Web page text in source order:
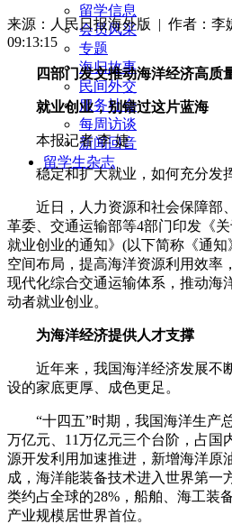
留学信息
会员风采
专题
海归故事
民间外交
服务社会
每周访谈
新闻回音
留学生杂志
来源：人民日报海外版 | 作者：李
09:13:15
四部门发文推动海洋经济高质
就业创业，别错过这片蓝海
本报记者 李 婕
稳定和扩大就业，如何充分发
近日，人力资源和社会保障部
革委、交通运输部等4部门印发《
就业创业的通知》(以下简称《通
空间布局，提高海洋资源利用效率
现代化综合交通运输体系，推动海
动者就业创业。
为海洋经济提供人才支撑
近年来，我国海洋经济发展不
设的家底更厚、成色更足。
“十四五”时期，我国海洋生产
万亿元、11万亿元三个台阶，占国
源开发利用加速推进，新增海洋原
成，海洋能装备技术进入世界第一
类约占全球的28%，船舶、海工装
产业规模居世界首位。